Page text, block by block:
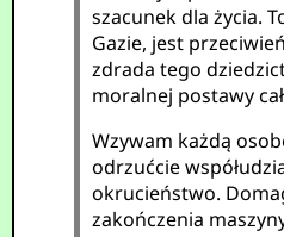
szacunek dla życia.
Gazie, jest
zdrada tego
moralnej postawy
Wzywam każdą
odrzućcie
okrucieństwo.
zakończenia